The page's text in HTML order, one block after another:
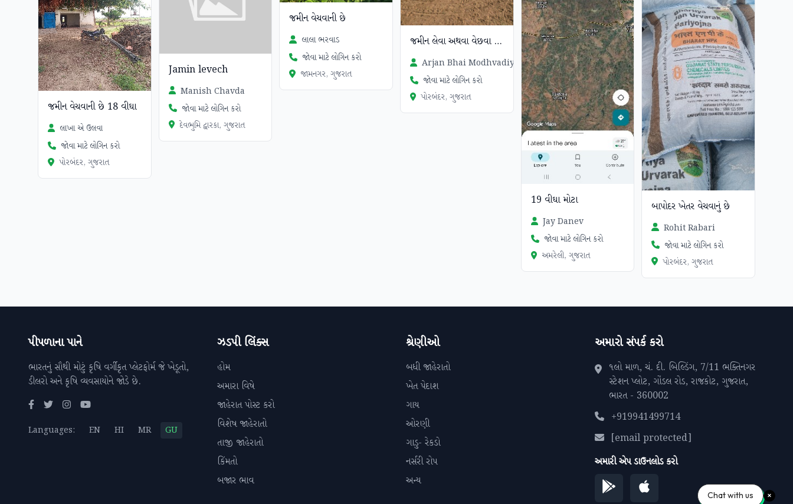
જમીન વેચવાની છે 18 વીઘા
લાખા એ ઉલવા
જોવા માટે લોગિન કરો
પોરબંદર, ગુજરાત
Jamin levech
Manish Chavda
જોવા માટે લોગિન કરો
દેવભુમિ દ્વારકા, ગુજરાત
જમીન વેચવાની છે
લાલા ભરવાડ
જોવા માટે લોગિન કરો
જામનગર, ગુજરાત
જમીન લેવા અથવા વેછવા માટે મળો
Arjan Bhai Modhvadiya
જોવા માટે લોગિન કરો
પોરબંદર, ગુજરાત
19 વીઘા મોટા
Jay Danev
જોવા માટે લોગિન કરો
અમરેલી, ગુજરાત
બાપોદર ખેતર વેચવાનું છે
Rohit Rabari
જોવા માટે લોગિન કરો
પોરબંદર, ગુજરાત
પીપળાના પાને
ભારતનું સૌથી મોટું કૃષિ વર્ગીકૃત પ્લેટફોર્મ જે ખેડૂતો,
ડીલરો અને કૃષિ વ્યવસાયોને જોડે છે.
Languages: EN HI MR GU
ઝડપી લિંક્સ
હોમ
અમારા વિષે
જાહેરાત પોસ્ટ કરો
વિશેષ જાહેરાતો
તાજી જાહેરાતો
કિંમતો
બજાર ભાવ
શ્રેણીઓ
બધી જાહેરાતો
ખેત પેદાશ
ગાય
ઓરણી
ગાડુ- રેકડો
નર્સરી રોપ
અન્ય
અમારો સંપર્ક કરો
૧લો માળ, ચં. દી. બિલ્ડિંગ, 7/11 ભક્તિનગર
સ્ટેશન પ્લોટ, ગોંડલ રોડ, રાજકોટ, ગુજરાત,
ભારત - 360002
+919941499714
[email protected]
અમારી એપ ડાઉનલોડ કરો
Chat with us